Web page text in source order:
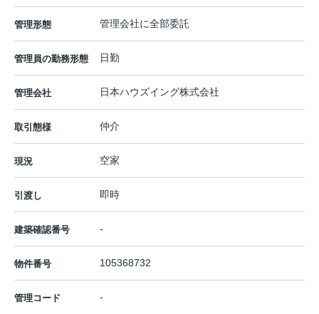
管理形態 管理会社に全部委託
管理員の勤務形態 日勤
管理会社 日本ハウズイング株式会社
取引態様 仲介
現況 空家
引渡し 即時
建築確認番号 -
物件番号 105368732
管理コード -